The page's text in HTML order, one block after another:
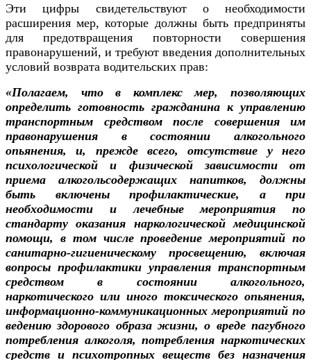
Эти цифры свидетельствуют о необходимости
расширения мер, которые должны быть предприняты
для предотвращения повторности совершения
правонарушений, и требуют введения дополнительных
условий возврата водительских прав:
«Полагаем, что в комплекс мер, позволяющих
определить готовность гражданина к управлению
транспортным средством после совершения им
правонарушения в состоянии алкогольного
опьянения, и, прежде всего, отсутствие у него
психологической и физической зависимости от
приема алкогольсодержащих напитков, должны
быть включены профилактические, а при
необходимости и лечебные мероприятия по
стандарту оказания наркологической медицинской
помощи, в том числе проведение мероприятий по
санитарно-гигиеническому просвещению, включая
вопросы профилактики управления транспортным
средством в состоянии алкогольного,
наркотического или иного токсического опьянения,
информационно-коммуникационных мероприятий по
ведению здорового образа жизни, о вреде пагубного
потребления алкоголя, потребления наркотических
средств и психотропных веществ без назначения